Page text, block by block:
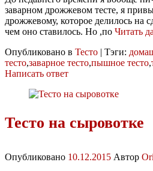
заварном дрожжевом тесте, я
дрожжевому, которое делилось на
чем оно ставилось. Но ,по Читать
Опубликовано в Тесто | Тэги:
тесто,заварное тесто,пышное тесто,
Написать ответ
Тесто на сыровотке
Опубликовано 10.12.2015 Автор